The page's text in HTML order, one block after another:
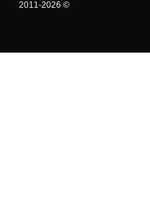
2011-2026 ©